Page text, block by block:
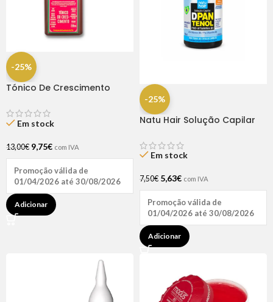
-25%
Tónico De Crescimento
Em stock
13,00€ 9,75€ com IVA
Promoção válida de
01/04/2026 até 30/08/2026
Adicionar
-25%
Natu Hair Solução Capilar
Em stock
7,50€ 5,63€ com IVA
Promoção válida de
01/04/2026 até 30/08/2026
Adicionar